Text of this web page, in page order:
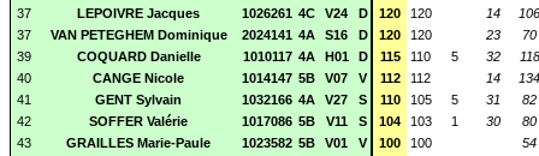
37
LEPOIVRE Jacques 1026261 4C V24 D 120 120 14
106
37
VAN PETEGHEM Dominique 2024141 4A S16 D 120 120 23
70
39
COQUARD Danielle 1010117 4A H01 D 115 110 5 32
118
40
CANGE Nicole 1014147 5B V07 V 112 112 14
134
41
GENT Sylvain 1032166 4A V27 S 110 105 5 31
82
42
SOFFER Valérie 1017086 5B V11 S 104 103 1 30
80
43
GRAILLES Marie-Paule 1023582 5B V01 V 100 100
54